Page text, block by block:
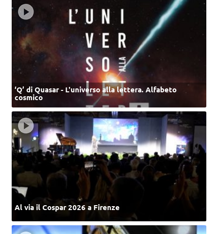
‘Q’ di Quasar - L'universo alla lettera. Alfabeto
cosmico
Al via il Cospar 2026 a Firenze